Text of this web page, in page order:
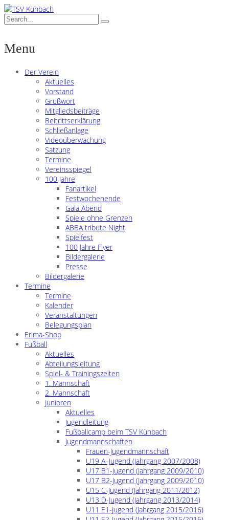
Menu
Der Verein
Aktuelles
Vorstand
Grußwort
Mitgliedsbeiträge
Beitrittserklärung
Schließanlage
Videoüberwachung
Satzung
Termine
Vereinsspiegel
100 Jahre
Fanartikel
Festwochenende
Gala Abend
Spiele ohne Grenzen
ABBA tribute Night
Spielfest
100 Jahre Flyer
Bildergalerie
Presse
Bildergalerie
Termine
Termine
Kalender
Veranstaltungen
Belegungsplan
Erima-Shop
Fußball
Aktuelles
Abteilungsleitung
Spiel- & Trainingszeiten
1. Mannschaft
2. Mannschaft
Junioren
Aktuelles
Jugendleitung
Fußballcamp beim TSV Kühbach
Jugendmannschaften
Frauen-Jugendmannschaft
U19 A–Jugend (Jahrgang 2007/2008)
U17 B1-Jugend (Jahrgang 2009/2010)
U17 B2-Jugend (Jahrgang 2009/2010)
U15 C-Jugend (Jahrgang 2011/2012)
U13 D-Jugend (Jahrgang 2013/2014)
U11 E1-Jugend (Jahrgang 2015/2016)